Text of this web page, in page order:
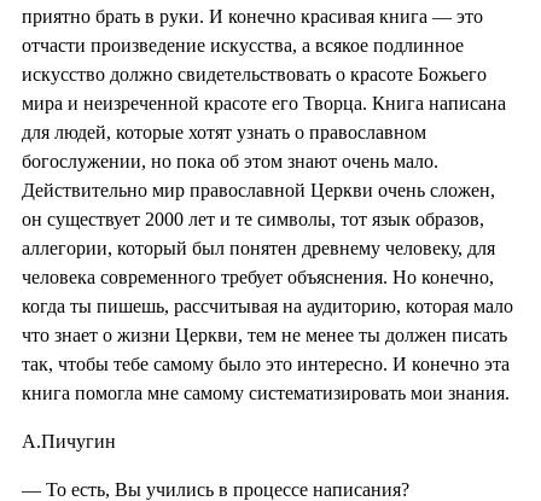
приятно брать в руки. И конечно красивая книга — это
отчасти произведение искусства, а всякое подлинное
искусство должно свидетельствовать о красоте Божьего
мира и неизреченной красоте его Творца. Книга написана
для людей, которые хотят узнать о православном
богослужении, но пока об этом знают очень мало.
Действительно мир православной Церкви очень сложен,
он существует 2000 лет и те символы, тот язык образов,
аллегории, который был понятен древнему человеку, для
человека современного требует объяснения. Но конечно,
когда ты пишешь, рассчитывая на аудиторию, которая мало
что знает о жизни Церкви, тем не менее ты должен писать
так, чтобы тебе самому было это интересно. И конечно эта
книга помогла мне самому систематизировать мои знания.
А.Пичугин
— То есть, Вы учились в процессе написания?